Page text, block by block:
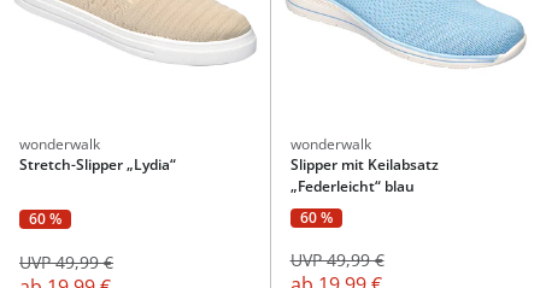
wonderwalk
Stretch-Slipper „Lydia“
60 %
UVP 49,99 €
wonderwalk
Slipper mit Keilabsatz
„Federleicht“ blau
60 %
UVP 49,99 €